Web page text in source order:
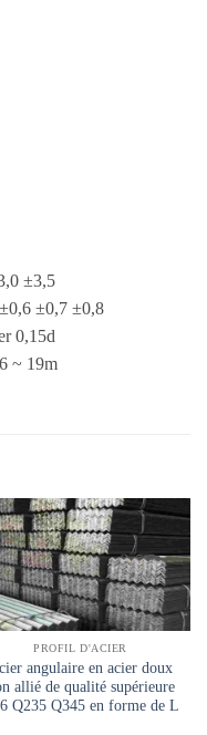
±3,5
±0,7 ±0,8
0,15d
~ 19m
PROFIL D'ACIER
angulaire en acier doux
allié de qualité supérieure
Q235 Q345 en forme de L